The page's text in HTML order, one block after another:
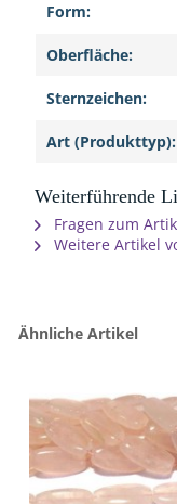
Form:
Oberfläche:
Sternzeichen:
Art (Produkttyp):
Weiterführende
Fragen zum
Weitere Artikel
Ähnliche Artikel